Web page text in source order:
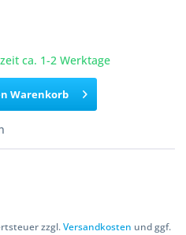
ca. 1-2 Werktage
Warenkorb
zzgl.Versandkosten und ggf.